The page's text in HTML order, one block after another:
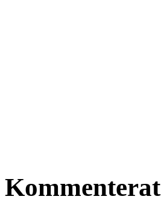
Kommenterat